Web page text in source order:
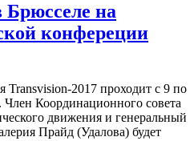
на
конфереции
2017 проходит с 9 по
Член Координационного совета
движения и генеральный
Прайд (Удалова) будет